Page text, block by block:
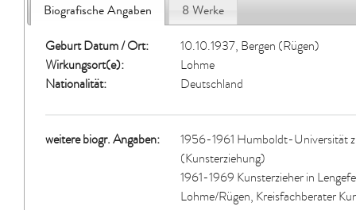
Biografische Angaben 8 Werke
Geburt Datum / Ort:
10.10.1937, Bergen (Rügen)
Wirkungsort(e):
Lohme
Nationalität:
Deutschland
weitere biogr. Angaben:
1956-1961 Humboldt-Universität
(Kunsterziehung)
1961-1969 Kunsterzieher in
Lohme/Rügen, Kreisfachberater